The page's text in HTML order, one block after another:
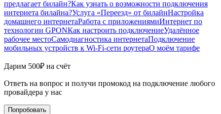
предлагает билайн?Как узнать о возможности подключения
интернета билайна?Услуга «Переезд» от билайнНастройка
домашнего интернетаРабота с приложениямиИнтернет по
технологии GPONКак настроить подключениеУдалённое
рабочее местоСамодиагностика интернетаПодключение
мобильных устройств к Wi-Fi-сети роутераО моём тарифе
Дарим 500₽ на счёт
Ответь на вопрос и получи промокод на подключение любого
провайдера у нас
Попробовать